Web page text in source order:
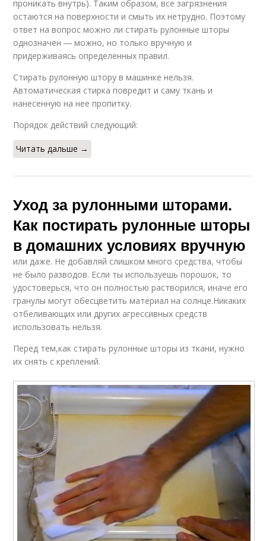
проникать внутрь). Таким образом, все загрязнения
остаются на поверхности и смыть их нетрудно. Поэтому
ответ на вопрос можно ли стирать рулонные шторы
однозначен ― можно, но только вручную и
придерживаясь определенных правил.
Стирать рулонную штору в машинке нельзя.
Автоматическая стирка повредит и саму ткань и
нанесенную на нее пропитку.
Порядок действий следующий:
Читать дальше →
Уход за рулонными шторами.
Как постирать рулонные шторы
в домашних условиях вручную
или даже. Не добавляй слишком много средства, чтобы
не было разводов. Если ты используешь порошок, то
удостоверься, что он полностью растворился, иначе его
гранулы могут обесцветить материал на солнце.Никаких
отбеливающих или других агрессивных средств
использовать нельзя.
Перед тем,как стирать рулонные шторы из ткани, нужно
их снять с креплений.